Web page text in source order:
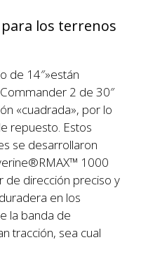
los terrenos
de 14″»están
2 de 30″
«cuadrada», por lo
repuesto. Estos
se desarrollaron
1000
de dirección preciso y
en los
la banda de
tracción, sea cual